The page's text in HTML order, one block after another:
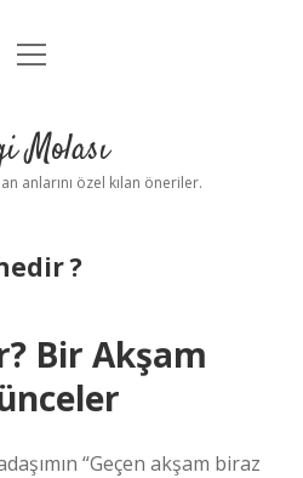
Anasayfa
Uyarı
menüyü
Molası
anlarını özel kılan öneriler.
?
Bir Akşam
“Geçen akşam biraz